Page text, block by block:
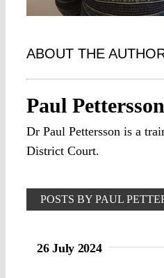
ABOUT THE
Paul Pettersson
Dr Paul Pettersson is a
District Court.
POSTS BY PAUL
26 July 2024